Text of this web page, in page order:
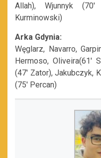
Allah), Wjunnyk
Kurminowski)
Arka Gdynia:
Węglarz, Navarro,
Hermoso, Oliveira(61′
(47′ Zator), Jakubczyk,
(75′ Percan)